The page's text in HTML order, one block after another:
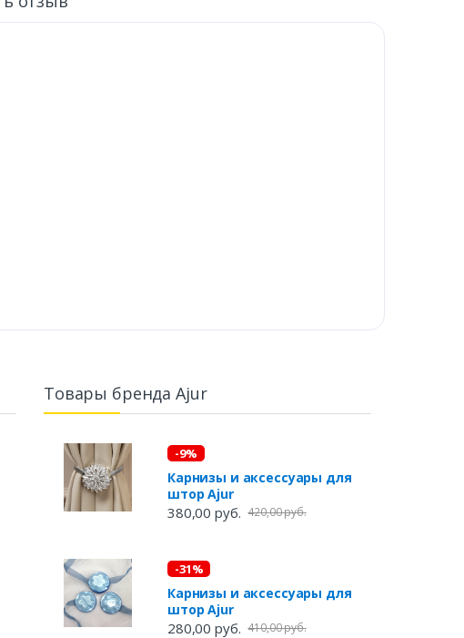
Товары бренда Ajur
-9%
Карнизы и аксессуары для
штор Ajur
380,00 руб. 420,00 руб.
-31%
Карнизы и аксессуары для
штор Ajur
280,00 руб. 410,00 руб.